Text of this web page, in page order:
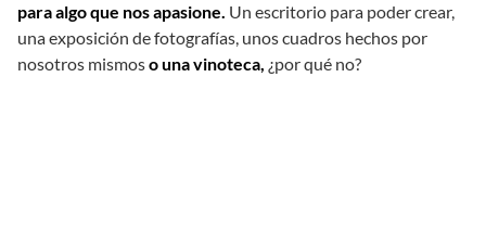
para algo que nos apasione. Un escritorio para poder crear,
una exposición de fotografías, unos cuadros hechos por
nosotros mismoso una vinoteca, ¿por qué no?